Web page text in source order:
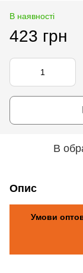
В наявності
423 грн
В
Опис
Умови